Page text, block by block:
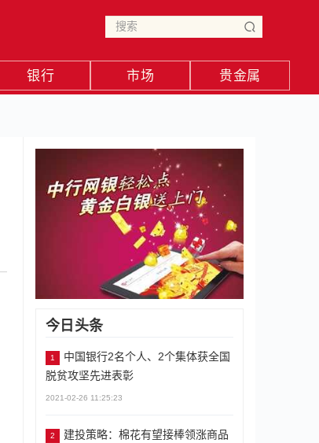
银行 市场 贵金属
今日头条
1
中国银行2名个人、2个集体获全国
脱贫攻坚先进表彰
2021-02-26 11:25:23
2
建投策略：棉花有望接棒领涨商品